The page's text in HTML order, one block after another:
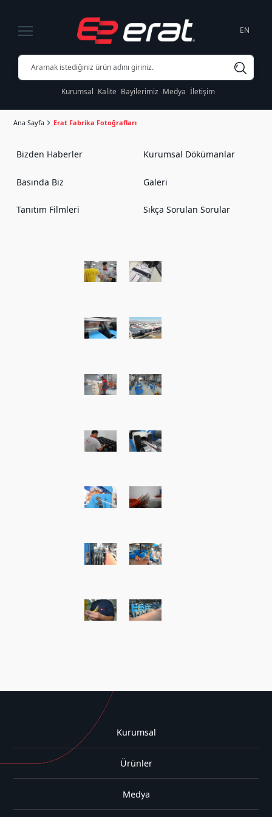
EN
Kurumsal Kalite Bayilerimiz Medya İletişim
Ana Sayfa Erat Fabrika Fotoğrafları
Bizden Haberler Kurumsal Dökümanlar
Basında Biz Galeri
Tanıtım Filmleri Sıkça Sorulan Sorular
Kurumsal
Ürünler
Medya